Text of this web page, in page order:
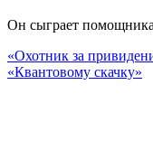
Он сыграет помощника
«Охотник за
«Квантовому скачку»